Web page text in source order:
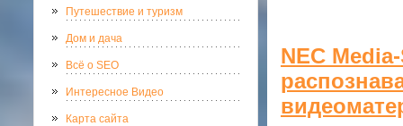
Путешествие и туризм
Дом и дача
Всё о SEO
Интересное Видео
Карта сайта
NEC